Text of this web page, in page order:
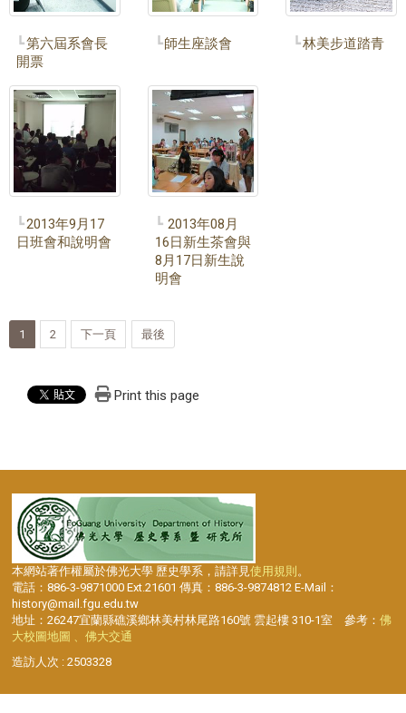
第六屆系會長
開票
師生座談會 林美步道踏青
2013年9月17
日班會和說明會
2013年08月
16日新生茶會與
8月17日新生說
明會
1 2 下一頁 最後
Print this page
本網站著作權屬於佛光大學 歷史學系，請詳見使用規則 。
電話：886-3-9871000 Ext.21601 傳真：886-3-9874812 E-Mail：
history@mail.fgu.edu.tw
地址：26247宜蘭縣礁溪鄉林美村林尾路160號 雲起樓 310-1室 參考： 佛
大校圖地圖 、佛大交通
造訪人次 : 2503328